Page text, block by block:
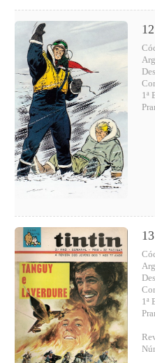
1ª
1ª